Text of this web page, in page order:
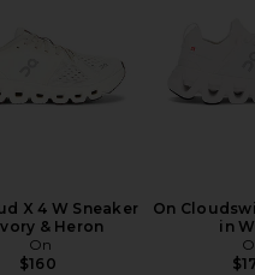
X 4 W Sneaker
& Heron
On
$160
On
in